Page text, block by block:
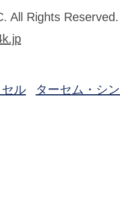
All Rights Reserved.
ル
ターセム・シン